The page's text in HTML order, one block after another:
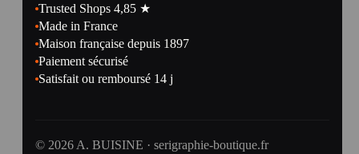
Trusted Shops 4,85 ★
Made in France
Maison française depuis 1897
Paiement sécurisé
Satisfait ou remboursé 14 j
© 2026 A. BUISINE · serigraphie-boutique.fr